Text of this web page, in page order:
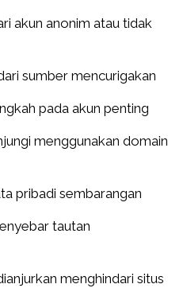
akun anonim atau tidak
sumber mencurigakan
pada akun penting
menggunakan domain
pribadi sembarangan
tautan
menghindari situs